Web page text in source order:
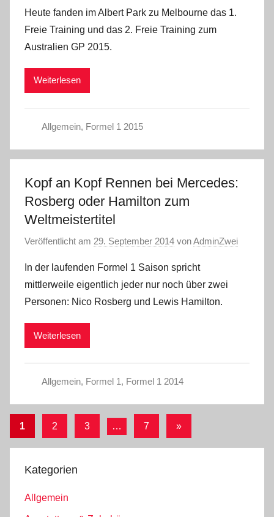
Heute fanden im Albert Park zu Melbourne das 1.
Freie Training und das 2. Freie Training zum
Australien GP 2015.
Weiterlesen
Allgemein, Formel 1 2015
Kopf an Kopf Rennen bei Mercedes:
Rosberg oder Hamilton zum
Weltmeistertitel
Veröffentlicht am 29. September 2014 vonAdminZwei
In der laufenden Formel 1 Saison spricht
mittlerweile eigentlich jeder nur noch über zwei
Personen: Nico Rosberg und Lewis Hamilton.
Weiterlesen
Allgemein, Formel 1, Formel 1 2014
Seitennummerierung
der
Beiträge
1 2 3 … 7
Nächste
»
Kategorien
Allgemein